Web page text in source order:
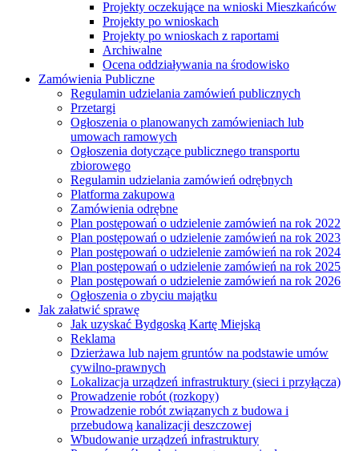
Projekty oczekujące na wnioski Mieszkańców
Projekty po wnioskach
Projekty po wnioskach z raportami
Archiwalne
Ocena oddziaływania na środowisko
Zamówienia Publiczne
Regulamin udzielania zamówień publicznych
Przetargi
Ogłoszenia o planowanych zamówieniach lub
umowach ramowych
Ogłoszenia dotyczące publicznego transportu
zbiorowego
Regulamin udzielania zamówień odrębnych
Platforma zakupowa
Zamówienia odrębne
Plan postępowań o udzielenie zamówień na rok 2022
Plan postępowań o udzielenie zamówień na rok 2023
Plan postępowań o udzielenie zamówień na rok 2024
Plan postępowań o udzielenie zamówień na rok 2025
Plan postępowań o udzielenie zamówień na rok 2026
Ogłoszenia o zbyciu majątku
Jak załatwić sprawę
Jak uzyskać Bydgoską Kartę Miejską
Reklama
Dzierżawa lub najem gruntów na podstawie umów
cywilno-prawnych
Lokalizacja urządzeń infrastruktury (sieci i przyłącza)
Prowadzenie robót (rozkopy)
Prowadzenie robót związanych z budowa i
przebudową kanalizacji deszczowej
Wbudowanie urządzeń infrastruktury